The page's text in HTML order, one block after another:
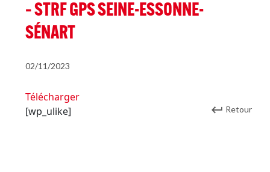
– STRF GPS SEINE-ESSONNE-
SÉNART
02/11/2023
Télécharger
[wp_ulike]
Retour